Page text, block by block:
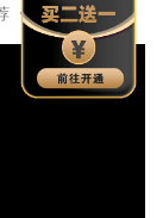
1.55k